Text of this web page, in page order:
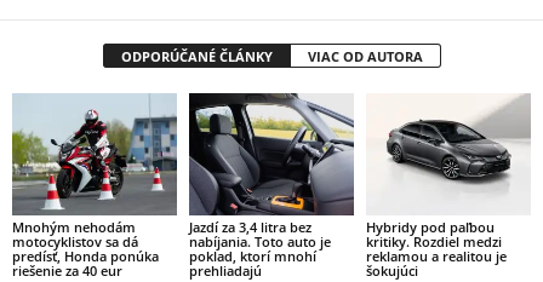
ODPORÚČANÉ ČLÁNKY VIAC OD AUTORA
Mnohým nehodám
motocyklistov sa dá
predísť, Honda ponúka
riešenie za 40 eur
Jazdí za 3,4 litra bez
nabíjania. Toto auto je
poklad, ktorí mnohí
prehliadajú
Hybridy pod paľbou
kritiky. Rozdiel medzi
reklamou a realitou je
šokujúci